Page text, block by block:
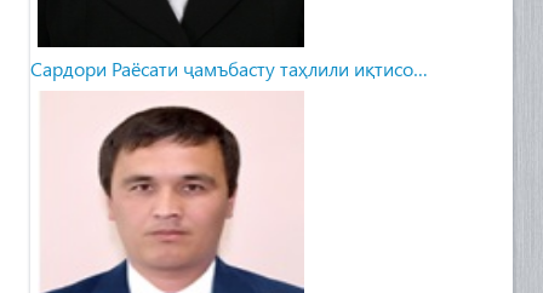
Сардори Раёсати ҷамъбасту таҳлили иқтисо…